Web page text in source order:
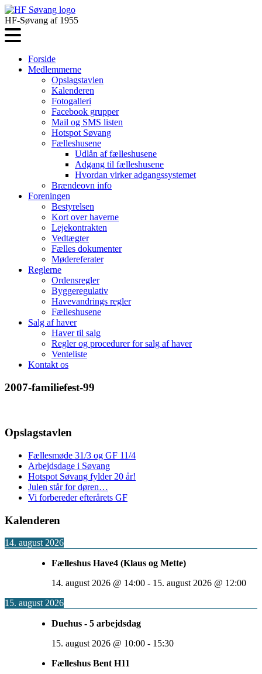
HF-Søvang af 1955
Forside
Medlemmerne
Opslagstavlen
Kalenderen
Fotogalleri
Facebook grupper
Mail og SMS listen
Hotspot Søvang
Fælleshusene
Udlån af fælleshusene
Adgang til fælleshusene
Hvordan virker adgangssystemet
Brændeovn info
Foreningen
Bestyrelsen
Kort over haverne
Lejekontrakten
Vedtægter
Fælles dokumenter
Mødereferater
Reglerne
Ordensregler
Byggeregulativ
Havevandrings regler
Fælleshusene
Salg af haver
Haver til salg
Regler og procedurer for salg af haver
Venteliste
Kontakt os
2007-familiefest-99
Opslagstavlen
Fællesmøde 31/3 og GF 11/4
Arbejdsdage i Søvang
Hotspot Søvang fylder 20 år!
Julen står for døren…
Vi forbereder efterårets GF
Kalenderen
14. august 2026
Fælleshus Have4 (Klaus og Mette)
14. august 2026 @ 14:00 - 15. august 2026 @ 12:00
15. august 2026
Duehus - 5 arbejdsdag
15. august 2026 @ 10:00 - 15:30
Fælleshus Bent H11